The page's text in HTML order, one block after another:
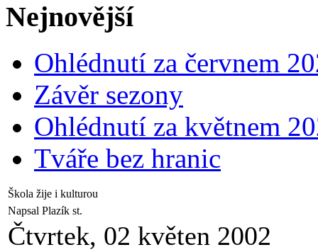
Nejnovější
Ohlédnutí za červnem
Závěr sezony
Ohlédnutí za květnem
Tváře bez hranic
Škola žije i kulturou
Napsal Plazík st.
Čtvrtek, 02 květen 2002